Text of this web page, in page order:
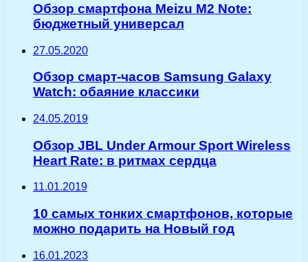
Обзор смартфона Meizu M2 Note:
бюджетный универсал
27.05.2020
Обзор смарт-часов Samsung Galaxy
Watch: обаяние классики
24.05.2019
Обзор JBL Under Armour Sport Wireless
Heart Rate: в ритмах сердца
11.01.2019
10 самых тонких смартфонов, которые
можно подарить на Новый год
16.01.2023